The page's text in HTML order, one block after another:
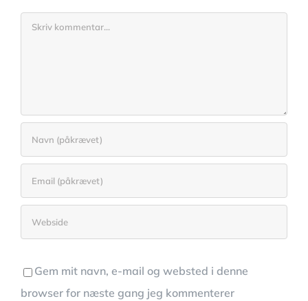
Comment
Gem mit navn, e-mail og websted i denne
browser for næste gang jeg kommenterer